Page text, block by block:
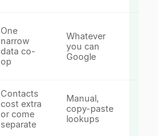
One
narrow
data co-
op
Whatever
you can
Google
Contacts
cost extra
or come
separate
Manual,
copy-paste
lookups